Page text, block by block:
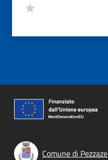
Comune di Pezzaze